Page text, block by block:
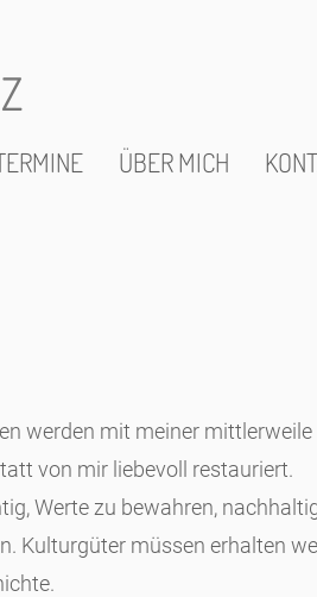
ÜBER MICH
werden mit meiner
von mir liebevoll restauriert.
Werte zu bewahren,
Kulturgüter müssen erhalten